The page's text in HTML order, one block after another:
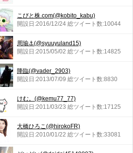
こびと株.com(@kobito_kabu)
開設日:2016/12/24 総ツイート数:10044
周瑜⚓(@syuuyuland15)
開設日:2015/05/02 総ツイート数:14825
降臨(@vader_2903)
開設日:2013/07/09 総ツイート数:8830
けむ。(@kemu77_77)
開設日:2011/03/23 総ツイート数:17125
大橋ひろこ(@hirokoFR)
開設日:2010/01/22 総ツイート数:33081